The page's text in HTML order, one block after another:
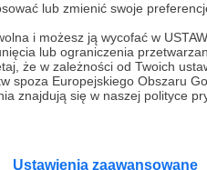
lub zmienić swoje
i możesz ją wycofać w
lub ograniczenia
że w zależności od Twoich
spoza Europejskiego Obszaru
znajdują się w naszej polityce
Ustawienia zaawansowane